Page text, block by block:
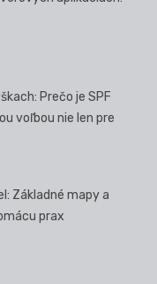
Prečo je SPF
voľbou nie len pre
Základné mapy a
prax